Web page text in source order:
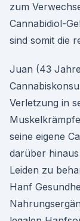
zum
Cannabidiol-
sind somit die
Juan (43
Verletzung in
seine eigene
darüber
Leiden zu
Hanf